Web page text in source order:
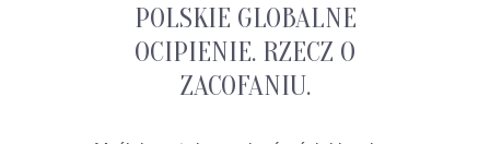
POLSKIE GLOBALNE
OCIPIENIE. RZECZ O
ZACOFANIU.